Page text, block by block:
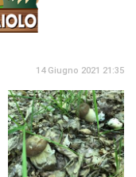
14 Giugno 2021 21:35